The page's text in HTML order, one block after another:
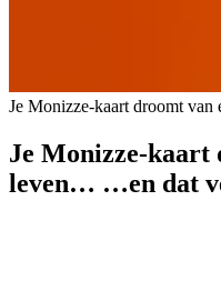
Je Monizze-kaart
leven… …en dat
Je Monizze-kaart droomt van